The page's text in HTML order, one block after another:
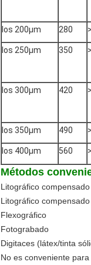
los 200μm 280
los 250μm 350
los 300μm 420
los 350μm 490
los 400μm 560
Métodos
Litográfico
Litográfico
Flexográfico
Fotograbado
Digitaces (látex/tinta
No es conveniente